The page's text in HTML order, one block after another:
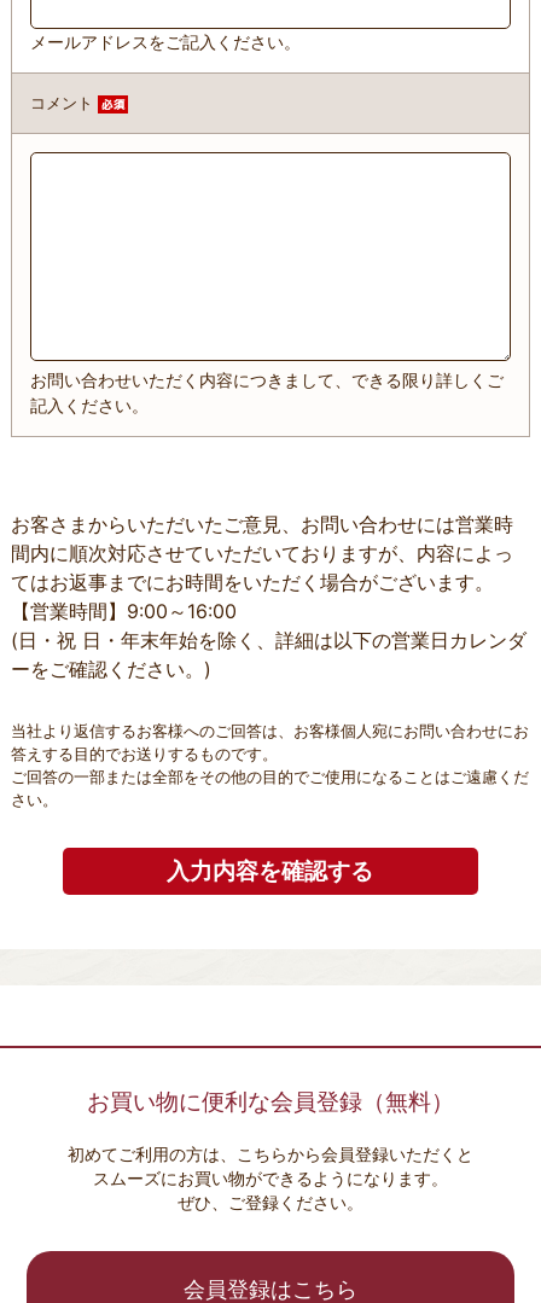
メールアドレスをご記入ください。
コメント
お問い合わせいただく内容につきまして、できる限り詳しくご
記入ください。
お客さまからいただいたご意見、お問い合わせには営業時
間内に順次対応させていただいておりますが、内容によっ
てはお返事までにお時間をいただく場合がございます。
【営業時間】9:00～16:00
(日・祝 日・年末年始を除く、詳細は以下の営業日カレンダ
ーをご確認ください。)
当社より返信するお客様へのご回答は、お客様個人宛にお問い合わせにお
答えする目的でお送りするものです。
ご回答の一部または全部をその他の目的でご使用になることはご遠慮くだ
さい。
お買い物に便利な会員登録（無料）
初めてご利用の方は、こちらから会員登録いただくと
スムーズにお買い物ができるようになります。
ぜひ、ご登録ください。
会員登録はこちら